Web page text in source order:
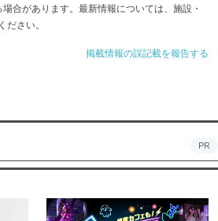
合があります。最新情報については、施設・
さい。
掲載情報の誤記載を報告する
PR